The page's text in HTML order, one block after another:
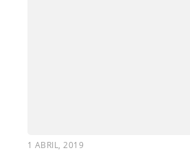
1 ABRIL, 2019